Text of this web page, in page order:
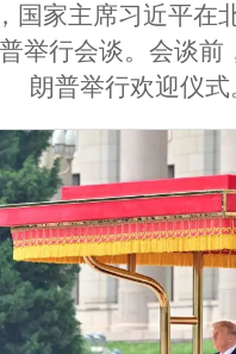
国家主席习近平在
举行会谈。会谈
朗普举行欢迎仪